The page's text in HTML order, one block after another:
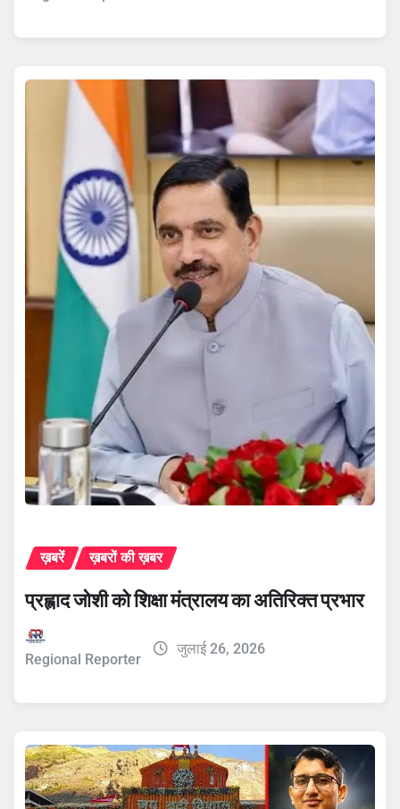
ख़बरें ख़बरों की ख़बर
प्रह्लाद जोशी को शिक्षा मंत्रालय का अतिरिक्त प्रभार
Regional Reporter
जुलाई 26, 2026